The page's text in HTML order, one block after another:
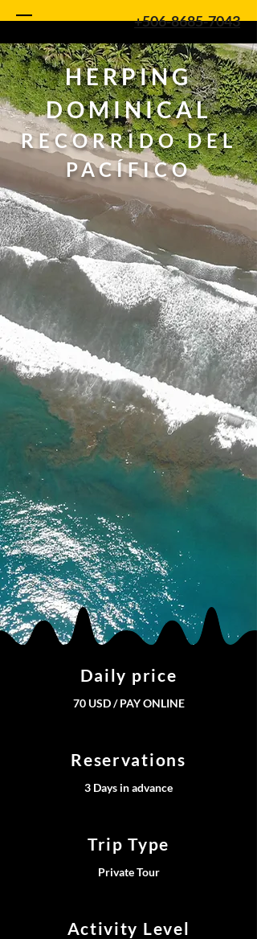
+506-8685-7043
HERPING
DOMINICAL
RECORRIDO DEL
PACÍFICO
Daily price
70 USD / PAY ONLINE
Reservations
3 Days in advance
Trip Type
Private Tour
Activity Level